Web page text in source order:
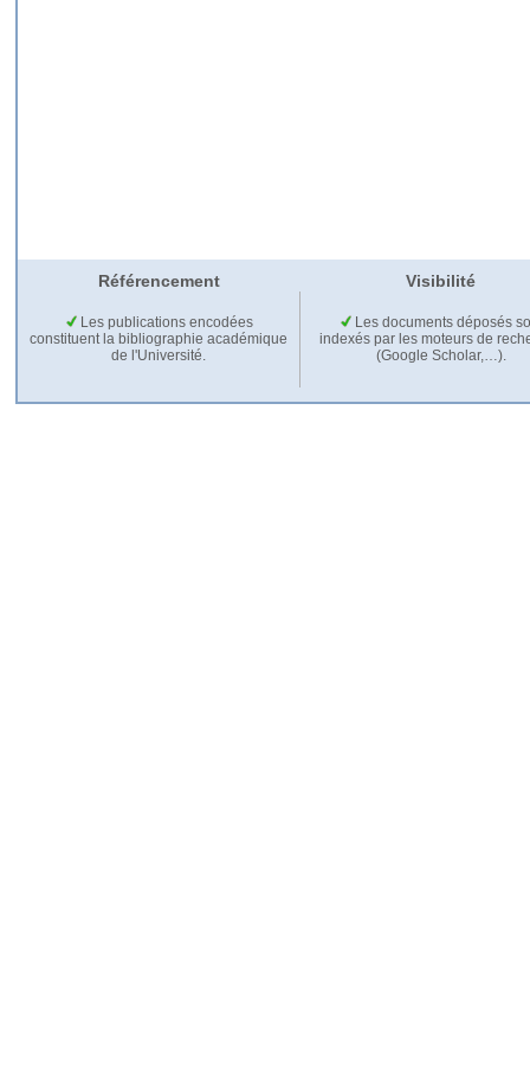
Référencement Visibilité
Les publications encodées
constituent la bibliographie académique
de l'Université.
Les documents déposés
indexés par les moteurs de
(Google Scholar,…).